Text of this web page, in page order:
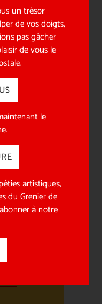
un trésor
de vos doigts,
pas gâcher
de vous le
le
artistiques,
du Grenier de
à notre